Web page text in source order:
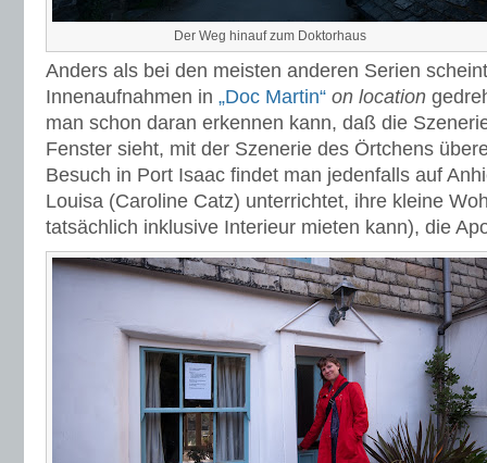
Der Weg hinauf zum Doktorhaus
Anders als bei den meisten anderen Serien
Innenaufnahmen in „Doc Martin“ on location
man schon daran erkennen kann, daß die
Fenster sieht, mit der Szenerie des Örtchens
Besuch in Port Isaac findet man jedenfalls auf
Louisa (Caroline Catz) unterrichtet, ihre kleine
tatsächlich inklusive Interieur mieten kann), die